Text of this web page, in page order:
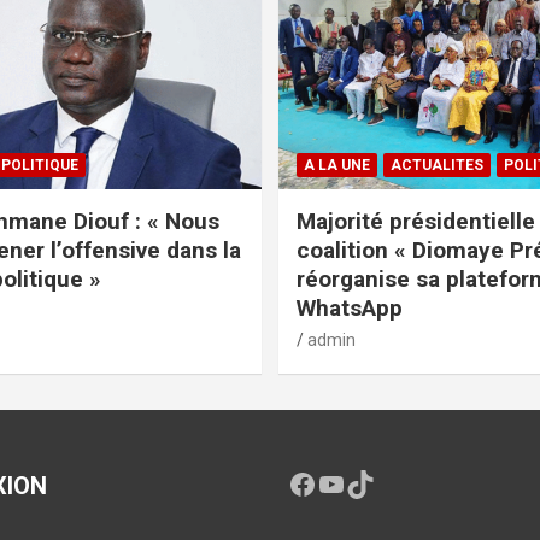
POLITIQUE
Diouf : « Nous
l’offensive dans la
»
A LA UNE ACTUALITES
Majorité présidentielle
coalition « Diomaye
réorganise sa
WhatsApp
admin